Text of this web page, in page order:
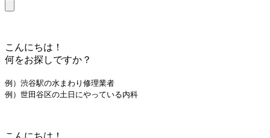
こんにちは！
何をお探しですか？
例）渋谷駅の水まわり修理業者
例）世田谷区の土日にやっている内科
こんにちは！